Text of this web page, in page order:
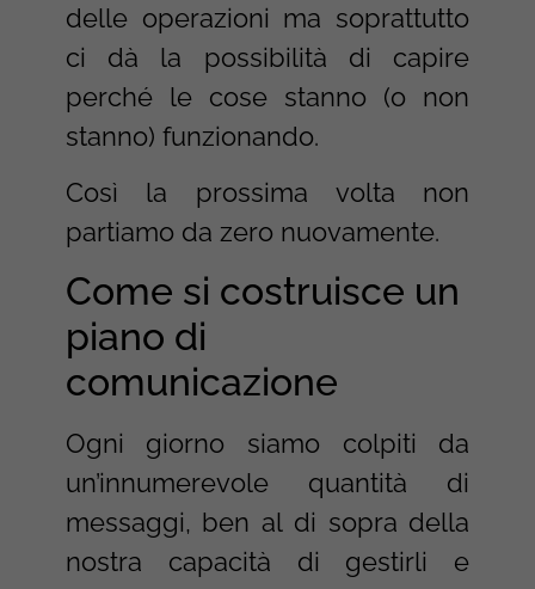
delle operazioni ma soprattutto
ci dà la possibilità di capire
perché le cose stanno (o non
stanno) funzionando.
Così la prossima volta non
partiamo da zero nuovamente.
Come si costruisce un
piano di
comunicazione
Ogni giorno siamo colpiti da
un’innumerevole quantità di
messaggi, ben al di sopra della
nostra capacità di gestirli e